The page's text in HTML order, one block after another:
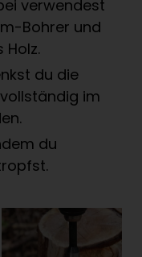
verwendest
Bohrer und
du die
im
du